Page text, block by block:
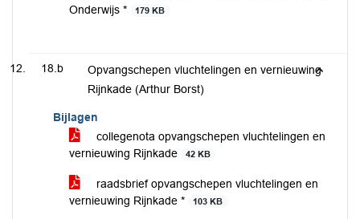
Onderwijs *
179 KB
18.b
Opvangschepen vluchtelingen en vernieuwing
Rijnkade (Arthur Borst)
Bijlagen
collegenota opvangschepen vluchtelingen en
vernieuwing Rijnkade
42 KB
raadsbrief opvangschepen vluchtelingen en
vernieuwing Rijnkade *
103 KB